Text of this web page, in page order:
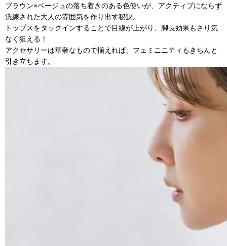
ブラウン×ベージュの落ち着きのある色使いが、アクティブにならず
洗練された大人の雰囲気を作り出す秘訣。
トップスをタックインすることで目線が上がり、脚長効果もさり気
なく狙える！
アクセサリーは華奢なもので揃えれば、フェミニニティもきちんと
引き立ちます。